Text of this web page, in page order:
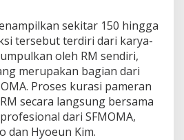
I
n
i
sekitar 150 hingga
tersebut terdiri dari karya-
oleh RM sendiri,
merupakan bagian dari
Proses kurasi pameran
secara langsung bersama
dari SFMOMA,
dan Hyoeun Kim.